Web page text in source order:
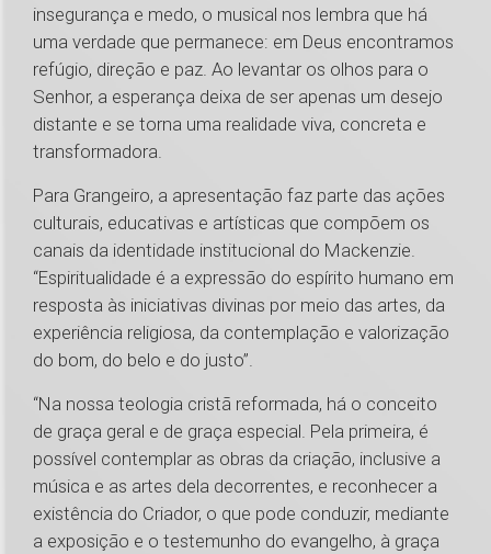
insegurança e medo, o musical nos lembra que há
uma verdade que permanece: em Deus encontramos
refúgio, direção e paz. Ao levantar os olhos para o
Senhor, a esperança deixa de ser apenas um desejo
distante e se torna uma realidade viva, concreta e
transformadora.
Para Grangeiro, a apresentação faz parte das ações
culturais, educativas e artísticas que compõem os
canais da identidade institucional do Mackenzie.
“Espiritualidade é a expressão do espírito humano em
resposta às iniciativas divinas por meio das artes, da
experiência religiosa, da contemplação e valorização
do bom, do belo e do justo”.
“Na nossa teologia cristã reformada, há o conceito
de graça geral e de graça especial. Pela primeira, é
possível contemplar as obras da criação, inclusive a
música e as artes dela decorrentes, e reconhecer a
existência do Criador, o que pode conduzir, mediante
a exposição e o testemunho do evangelho, à graça